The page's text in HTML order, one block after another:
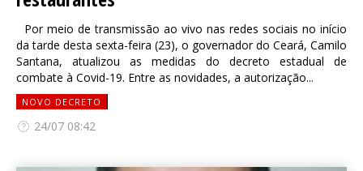
Por meio de transmissão ao vivo nas redes sociais no início
da tarde desta sexta-feira (23), o governador do Ceará, Camilo
Santana, atualizou as medidas do decreto estadual de
combate à Covid-19. Entre as novidades, a autorização...
NOVO DECRETO
24/07 08:42